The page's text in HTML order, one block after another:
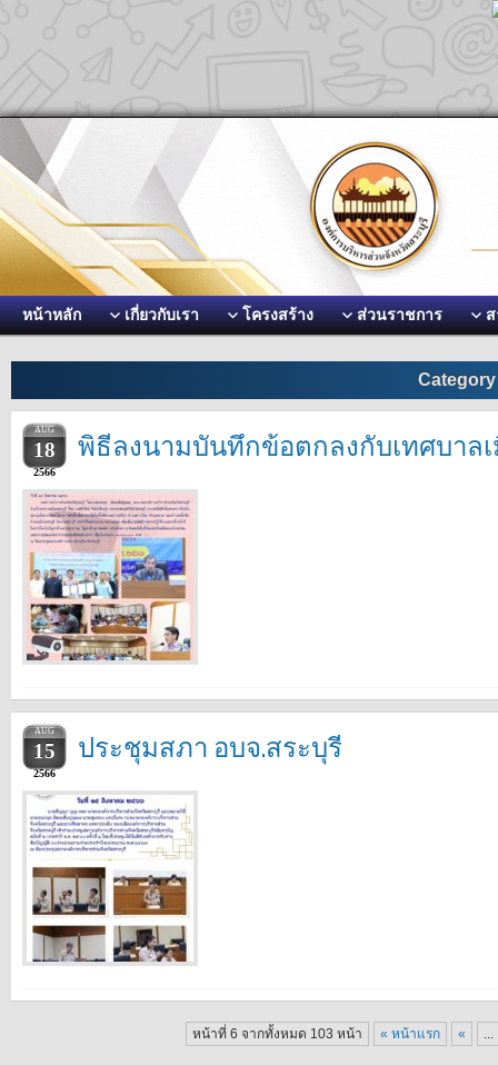
หน้าหลัก เกี่ยวกับเรา โครงสร้าง ส่วนราชการ ส
AUG
18
2566
พิธีลงนามบันทึกข้อตกลงกับเทศบาล
AUG
15
2566
ประชุมสภา อบจ.สระบุรี
หน้าที่ 6 จากทั้งหมด 103 หน้า « หน้าแรก « ...